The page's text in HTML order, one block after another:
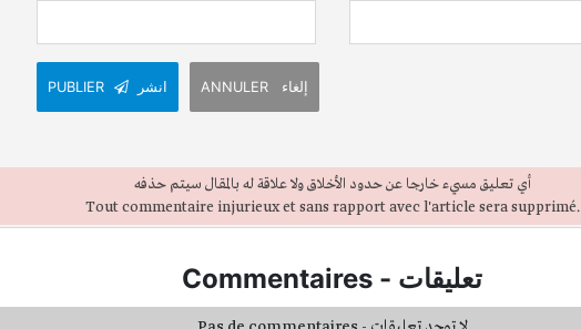
PUBLIER انشر ANNULER إلغاء
أي تعليق مسيء خارجا عن حدود الأخلاق ولا علاقة له بالمقال سيتم حذفه
Tout commentaire injurieux et sans rapport avec l'article sera supprimé.
Commentaires - تعليقات